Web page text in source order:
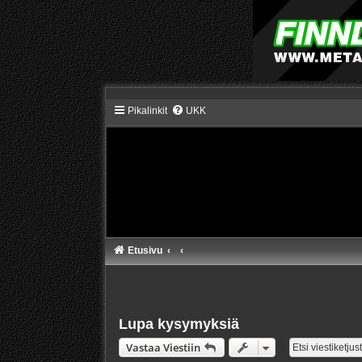
Pikalinkit UKK
Etusivu
Lupa kysymyksiä
Vastaa Viestiin